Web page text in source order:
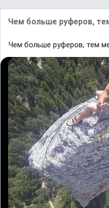
Чем больше руферов,
Чем больше руферов, тем